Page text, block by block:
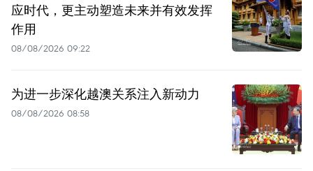
应时代，更主动塑造未来并有效发挥
作用
08/08/2026 09:22
为进一步深化越澳关系注入新动力
08/08/2026 08:58